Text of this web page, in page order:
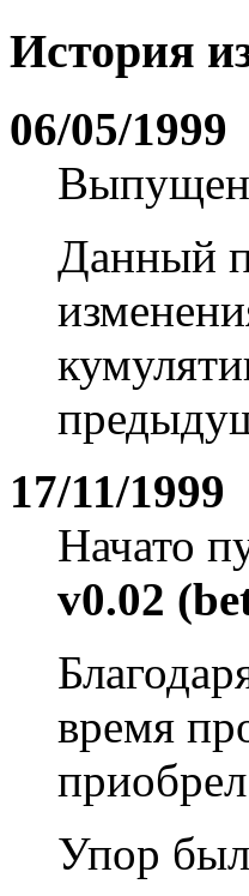
История
06/05/1999
Выпущен
Данный
17/11/1999
Начато
v0.02
время
Упор